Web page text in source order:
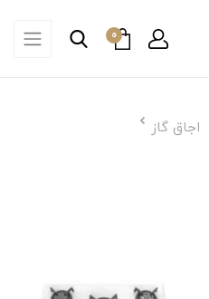
0
اجاق گاز